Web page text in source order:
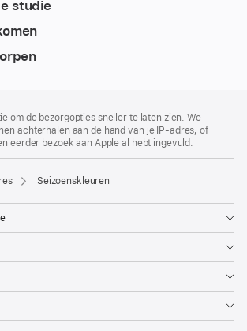
studie
om de bezorgopties sneller te laten zien. We
achterhalen aan de hand van je IP-adres, of
eerder bezoek aan Apple al hebt ingevuld.
Seizoenskleuren